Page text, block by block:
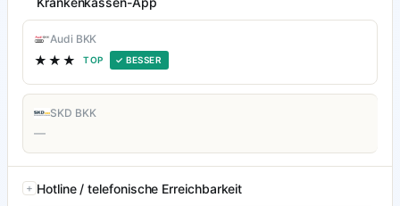
Audi BKK
★★★ TOP ✓ BESSER
SKD BKK
—
Hotline / telefonische Erreichbarkeit